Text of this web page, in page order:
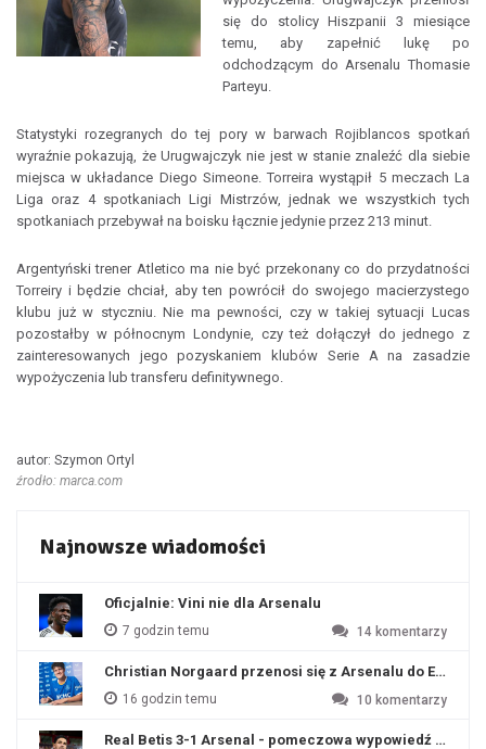
się do stolicy Hiszpanii 3 miesiące
temu, aby zapełnić lukę po
odchodzącym do Arsenalu Thomasie
Parteyu.
Statystyki rozegranych do tej pory w barwach Rojiblancos spotkań
wyraźnie pokazują, że Urugwajczyk nie jest w stanie znaleźć dla siebie
miejsca w układance Diego Simeone. Torreira wystąpił 5 meczach La
Liga oraz 4 spotkaniach Ligi Mistrzów, jednak we wszystkich tych
spotkaniach przebywał na boisku łącznie jedynie przez 213 minut.
Argentyński trener Atletico ma nie być przekonany co do przydatności
Torreiry i będzie chciał, aby ten powrócił do swojego macierzystego
klubu już w styczniu. Nie ma pewności, czy w takiej sytuacji Lucas
pozostałby w północnym Londynie, czy też dołączył do jednego z
zainteresowanych jego pozyskaniem klubów Serie A na zasadzie
wypożyczenia lub transferu definitywnego.
autor: Szymon Ortyl
źrodło: marca.com
Najnowsze wiadomości
Oficjalnie: Vini nie dla Arsenalu
7 godzin temu 14 komentarzy
Christian Norgaard przenosi się z Arsenalu do
16 godzin temu 10 komentarzy
Real Betis 3-1 Arsenal - pomeczowa wypowiedź Artety